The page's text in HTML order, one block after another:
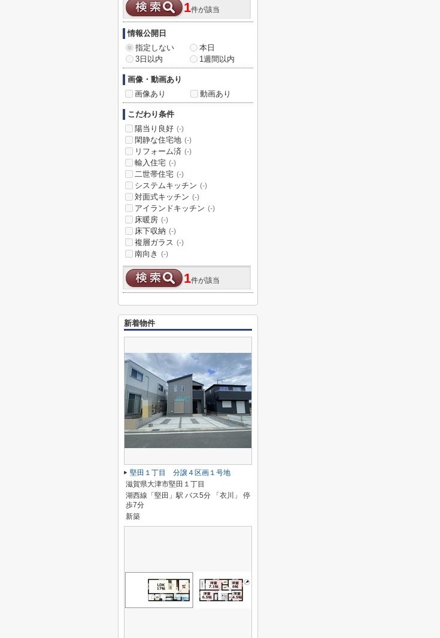
1件が該当
情報公開日
指定しない
本日
3日以内
1週間以内
画像・動画あり
画像あり
動画あり
こだわり条件
陽当り良好 (-)
閑静な住宅地 (-)
リフォーム済 (-)
輸入住宅 (-)
二世帯住宅 (-)
システムキッチン (-)
対面式キッチン (-)
アイランドキッチン (-)
床暖房 (-)
床下収納 (-)
複層ガラス (-)
南向き (-)
1件が該当
新着物件
堅田１丁目 分譲４区画１号地
滋賀県大津市堅田１丁目
湖西線「堅田」駅 バス5分 「衣川」 停
歩7分
新築